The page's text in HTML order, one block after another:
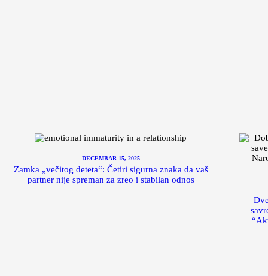
DECEMBAR 15, 2025
Zamka „večitog deteta“: Četiri sigurna znaka da vaš
partner nije spreman za zreo i stabilan odnos